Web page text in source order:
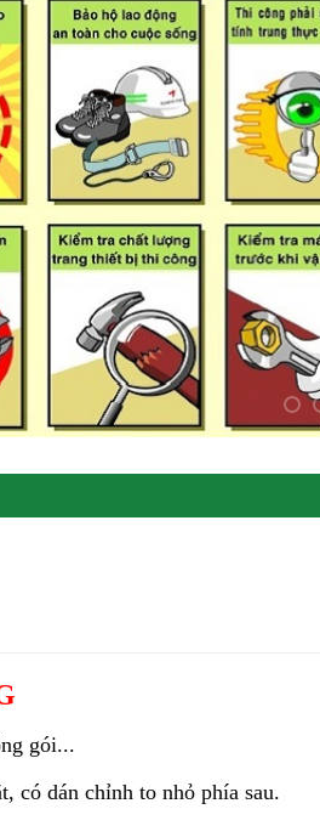
gói...
có dán chỉnh to nhỏ phía sau.